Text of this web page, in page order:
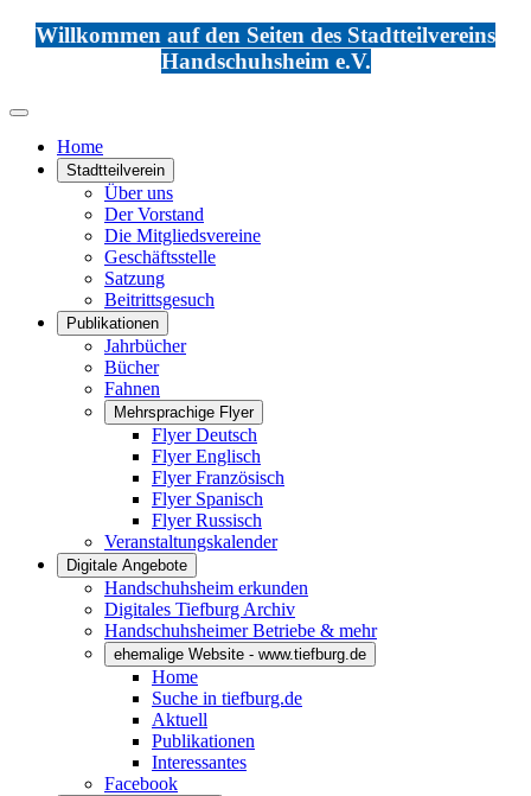
Willkommen auf den Seiten des Stadtteilvereins
Handschuhsheim e.V.
Home
Stadtteilverein
Über uns
Der Vorstand
Die Mitgliedsvereine
Geschäftsstelle
Satzung
Beitrittsgesuch
Publikationen
Jahrbücher
Bücher
Fahnen
Mehrsprachige Flyer
Flyer Deutsch
Flyer Englisch
Flyer Französisch
Flyer Spanisch
Flyer Russisch
Veranstaltungskalender
Digitale Angebote
Handschuhsheim erkunden
Digitales Tiefburg Archiv
Handschuhsheimer Betriebe & mehr
ehemalige Website - www.tiefburg.de
Home
Suche in tiefburg.de
Aktuell
Publikationen
Interessantes
Facebook